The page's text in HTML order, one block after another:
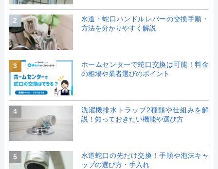
2
水道・蛇口ハンドルレバーの交換手順・
方法を分かりやすく解説
3
ホームセンターで蛇口交換は可能！料金
の相場や業者選びのポイント
4
洗濯機排水トラップ2種類や仕組みを解
説！知っておきたい機能や選び方
5
水道蛇口の先だけ交換！手順や泡沫キャ
ップの選び方・手入れ